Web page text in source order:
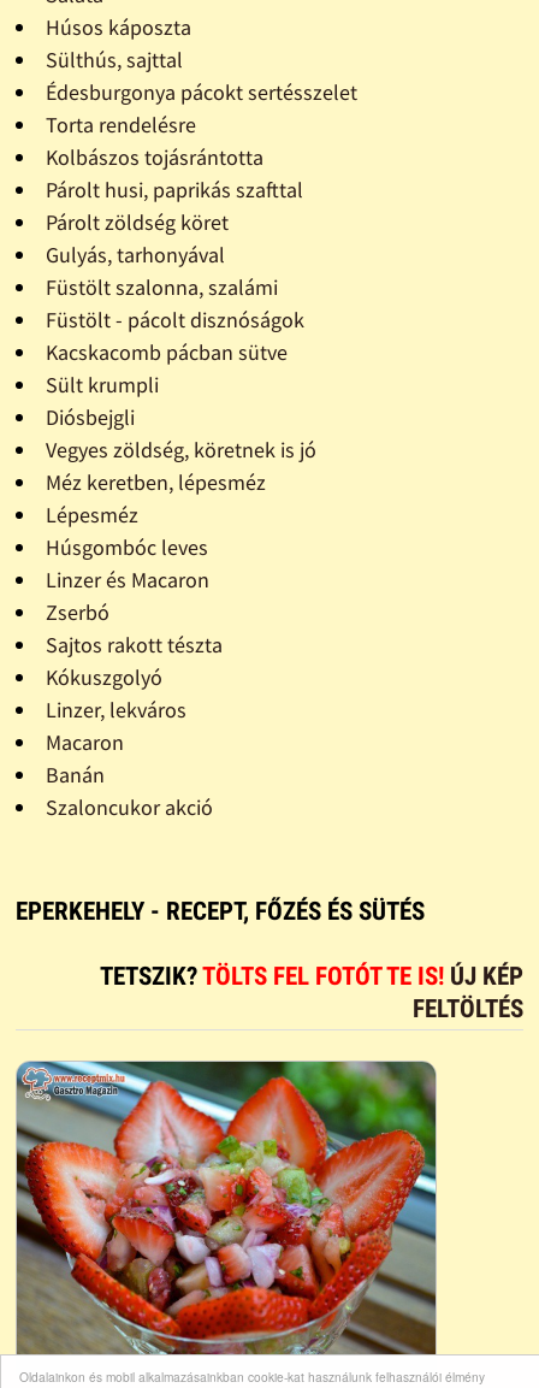
Oldalainkon és mobil alkalmazásainkban cookie-kat használunk felhasználói élmény
Húsos káposzta
Sülthús, sajttal
Édesburgonya pácokt sertésszelet
Torta rendelésre
Kolbászos tojásrántotta
Párolt husi, paprikás szafttal
Párolt zöldség köret
Gulyás, tarhonyával
Füstölt szalonna, szalámi
Füstölt - pácolt disznóságok
Kacskacomb pácban sütve
Sült krumpli
Diósbejgli
Vegyes zöldség, köretnek is jó
Méz keretben, lépesméz
Lépesméz
Húsgombóc leves
Linzer és Macaron
Zserbó
Sajtos rakott tészta
Kókuszgolyó
Linzer, lekváros
Macaron
Banán
Szaloncukor akció
EPERKEHELY - RECEPT, FŐZÉS ÉS SÜTÉS
TETSZIK?TÖLTS FEL FOTÓT TE IS! ÚJ KÉP
FELTÖLTÉS